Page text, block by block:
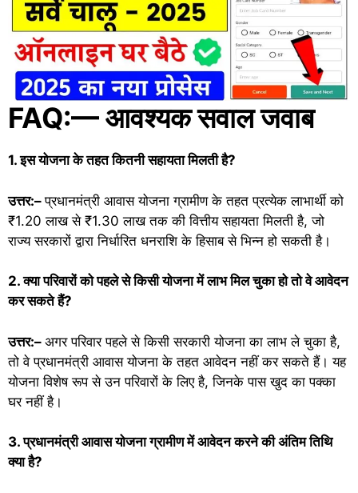
FAQ:— आवश्यक सवाल जवाब
1. इस योजना के तहत कितनी सहायता मिलती है?
उत्तर:–प्रधानमंत्री आवास योजना ग्रामीण के तहत प्रत्येक लाभार्थी को
₹1.20 लाख से ₹1.30 लाख तक की वित्तीय सहायता मिलती है, जो
राज्य सरकारों द्वारा निर्धारित धनराशि के हिसाब से भिन्न हो सकती है।
2. क्या परिवारों को पहले से किसी योजना में लाभ मिल चुका हो तो वे आवेदन
कर सकते हैं?
उत्तर:– अगर परिवार पहले से किसी सरकारी योजना का लाभ ले चुका है,
तो वे प्रधानमंत्री आवास योजना के तहत आवेदन नहीं कर सकते हैं। यह
योजना विशेष रूप से उन परिवारों के लिए है, जिनके पास खुद का पक्का
घर नहीं है।
3. प्रधानमंत्री आवास योजना ग्रामीण में आवेदन करने की अंतिम तिथि
क्या है?